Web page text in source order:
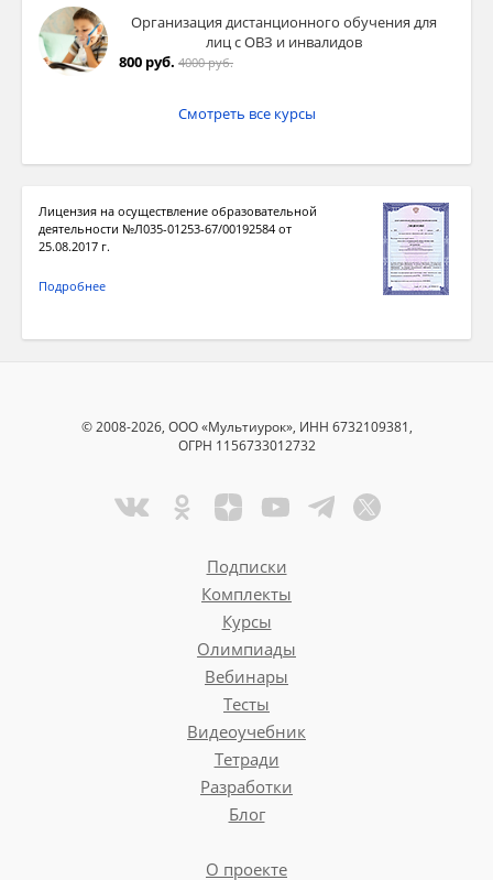
Организация дистанционного обучения для
лиц с ОВЗ и инвалидов
800 руб. 4000 руб.
Смотреть все курсы
Лицензия на осуществление образовательной
деятельности №Л035-01253-67/00192584 от
25.08.2017 г.
Подробнее
© 2008-2026, ООО «Мультиурок», ИНН 6732109381,
ОГРН 1156733012732
Подписки
Комплекты
Курсы
Олимпиады
Вебинары
Тесты
Видеоучебник
Тетради
Разработки
Блог
О проекте